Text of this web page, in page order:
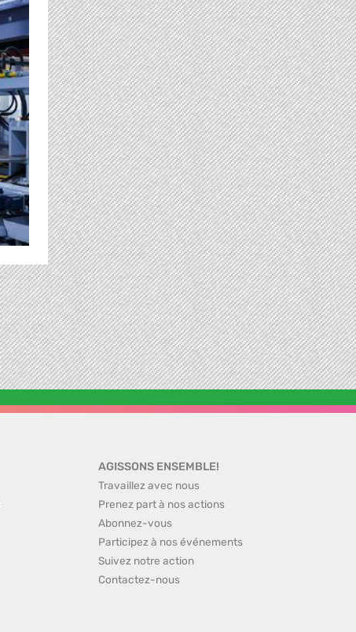
AGISSONS ENSEMBLE!
Travaillez avec nous
Prenez part à nos actions
Abonnez-vous
Participez à nos événements
Suivez notre action
Contactez-nous